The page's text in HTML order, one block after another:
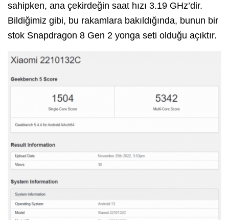
sahipken, ana çekirdeğin saat hızı 3.19 GHz’dir.
Bildiğimiz gibi, bu rakamlara bakıldığında, bunun bir
stok Snapdragon 8 Gen 2 yonga seti olduğu açıktır.